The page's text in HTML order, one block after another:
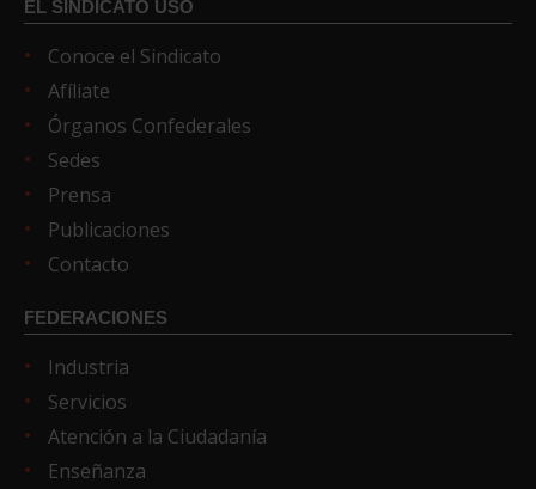
EL SINDICATO USO
Conoce el Sindicato
Afíliate
Órganos Confederales
Sedes
Prensa
Publicaciones
Contacto
FEDERACIONES
Industria
Servicios
Atención a la Ciudadanía
Enseñanza